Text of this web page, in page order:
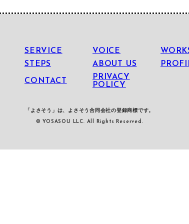
SERVICE VOICE
STEPS
ABOUT US
CONTACT
PRIVACY
POLICY
「よさそう」は、よさそう合同会社の登録商標です。
© YOSASOU LLC. All Rights Reserved.